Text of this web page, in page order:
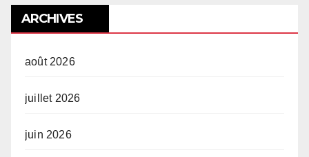
ARCHIVES
août 2026
juillet 2026
juin 2026